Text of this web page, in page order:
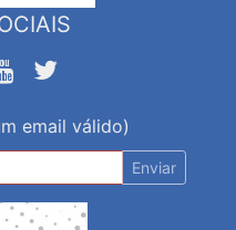
email válido)
Enviar